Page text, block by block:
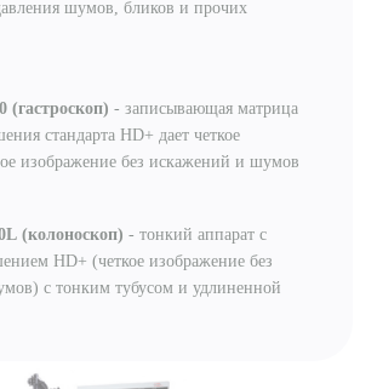
шумов, бликов и прочих
0 (гастроскоп) - записывающая матрица
стандарта HD+ дает четкое
изображение без искажений и шумов
(колоноскоп) - тонкий аппарат с
HD+ (четкое изображение без
с тонким тубусом и удлиненной